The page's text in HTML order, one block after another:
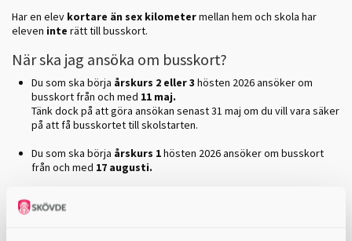
Har en elev kortare än sex kilometermellan hem och skola har
eleven inte rätt till busskort.
När ska jag ansöka om busskort?
Du som ska börja årskurs 2 eller 3 hösten 2026 ansöker om
busskort från och med 11 maj.
Tänk dock på att göra ansökan senast 31 maj om du vill vara säker
på att få busskortet till skolstarten.
Du som ska börja årskurs 1hösten 2026 ansöker om busskort
från och med 17 augusti.
Vem kan använda e-tjänsten?